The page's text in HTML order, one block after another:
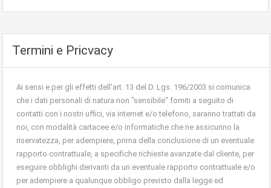
Termini e Pricvacy
Ai sensi e per gli effetti dell'art. 13 del D. Lgs. 196/2003 si comunica
che i dati personali di natura non "sensibile" forniti a seguito di
contatti con i nostri uffici, via internet e/o telefono, saranno trattati da
noi, con modalità cartacee e/o informatiche che ne assicurino la
riservatezza, per adempiere, prima della conclusione di un eventuale
rapporto contrattuale, a specifiche richieste avanzate dal cliente, per
eseguire obblighi derivanti da un eventuale rapporto contrattuale e/o
per adempiere a qualunque obbligo previsto dalla legge ed